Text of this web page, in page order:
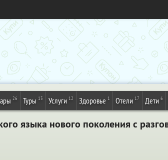
26 Туры 13 Услуги 12 Здоровье 1 Отели 17 Дети 6
языка нового поколения с